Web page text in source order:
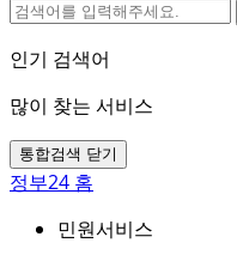
인기 검색어
많이 찾는 서비스
통합검색 닫기
정부24 홈
민원서비스